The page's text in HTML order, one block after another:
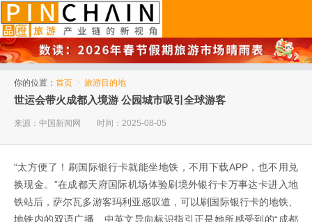
你的位置： 首页 > 旅游目的地
世运会带火成都入境游 公园城市吸引全球游客
来源：中国新闻网 时间：2025-08-05
“太方便了！刷国际银行卡就能坐地铁，不用下载APP，也不用兑
换现金。”在成都天府国际机场体验刷境外银行卡万事达卡进入地
铁站后，萨尔瓦多游客玛利亚感叹道，可以刷国际银行卡的地铁、
地铁内的双语广播、中英文导向标识指引正是她所感受到的“成都